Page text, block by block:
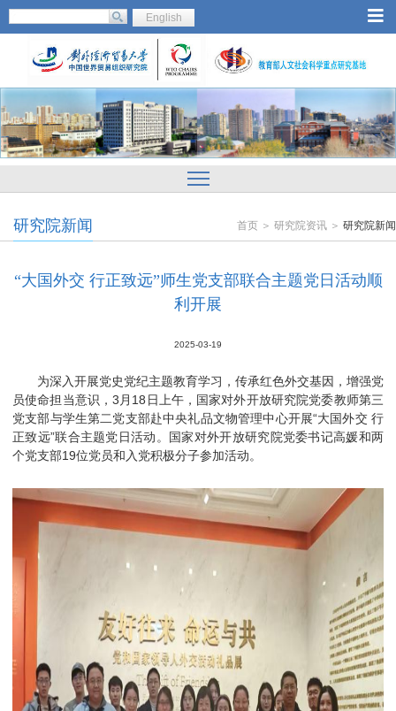
English
研究院新闻 首页 ＞ 研究院资讯 ＞ 研究院新闻
“大国外交 行正致远”师生党支部联合主题党日活动顺
利开展
2025-03-19
为深入开展党史党纪主题教育学习，传承红色外交基因，增强党
员使命担当意识，3月18日上午，国家对外开放研究院党委教师第三
党支部与学生第二党支部赴中央礼品文物管理中心开展“大国外交 行
正致远”联合主题党日活动。国家对外开放研究院党委书记高媛和两
个党支部19位党员和入党积极分子参加活动。